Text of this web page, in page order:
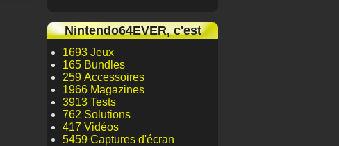
Nintendo64EVER, c'est
1693 Jeux
165 Bundles
259 Accessoires
1966 Magazines
3913 Tests
762 Solutions
417 Vidéos
5459 Captures d'écran